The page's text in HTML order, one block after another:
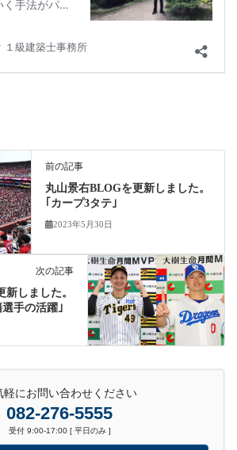
前の記事
丸山景右BLOGを更新しました。
｢カープ3タテ｣
2023年5月30日
次の記事
しました。
選手の活躍｣
軽にお問い合わせください
082-276-5555
受付 9:00-17:00 [ 平日のみ ]